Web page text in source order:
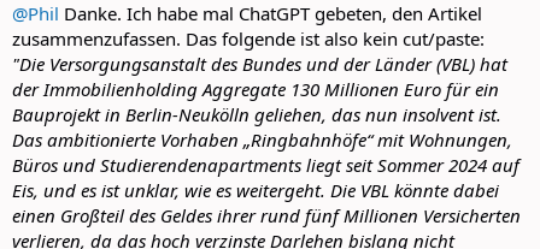
@Phil Danke. Ich habe mal ChatGPT gebeten, den Artikel
zusammenzufassen. Das folgende ist also kein cut/paste:
"Die Versorgungsanstalt des Bundes und der Länder (VBL) hat
der Immobilienholding Aggregate 130 Millionen Euro für ein
Bauprojekt in Berlin-Neukölln geliehen, das nun insolvent ist.
Das ambitionierte Vorhaben „Ringbahnhöfe“ mit Wohnungen,
Büros und Studierendenapartments liegt seit Sommer 2024 auf
Eis, und es ist unklar, wie es weitergeht. Die VBL könnte dabei
einen Großteil des Geldes ihrer rund fünf Millionen Versicherten
verlieren, da das hoch verzinste Darlehen bislang nicht